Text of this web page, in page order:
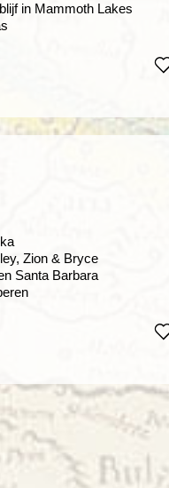
in Mammoth Lakes
Zion & Bryce
Santa Barbara